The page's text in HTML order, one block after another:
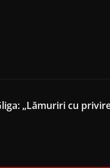
„Lămuriri cu